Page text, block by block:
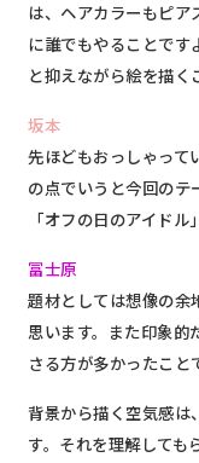
は、ヘアカラーもピア
に誰でもやることです
と抑えながら絵を描く
坂本
先ほどもおっしゃって
の点でいうと今回のテ
「オフの日のアイド
冨士原
題材としては想像の余
思います。また印象的
さる方が多かったこと
背景から描く空気感は
す。それを理解しても